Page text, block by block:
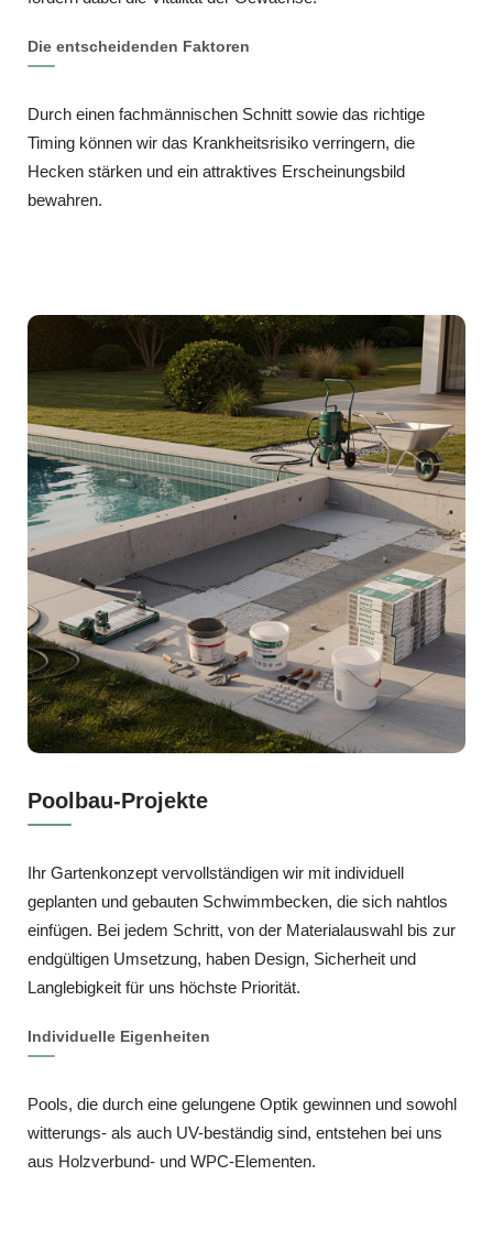
Die entscheidenden Faktoren
Durch einen fachmännischen Schnitt sowie das richtige
Timing können wir das Krankheitsrisiko verringern, die
Hecken stärken und ein attraktives Erscheinungsbild
bewahren.
Poolbau-Projekte
Ihr Gartenkonzept vervollständigen wir mit individuell
geplanten und gebauten Schwimmbecken, die sich nahtlos
einfügen. Bei jedem Schritt, von der Materialauswahl bis zur
endgültigen Umsetzung, haben Design, Sicherheit und
Langlebigkeit für uns höchste Priorität.
Individuelle Eigenheiten
Pools, die durch eine gelungene Optik gewinnen und sowohl
witterungs- als auch UV-beständig sind, entstehen bei uns
aus Holzverbund- und WPC-Elementen.